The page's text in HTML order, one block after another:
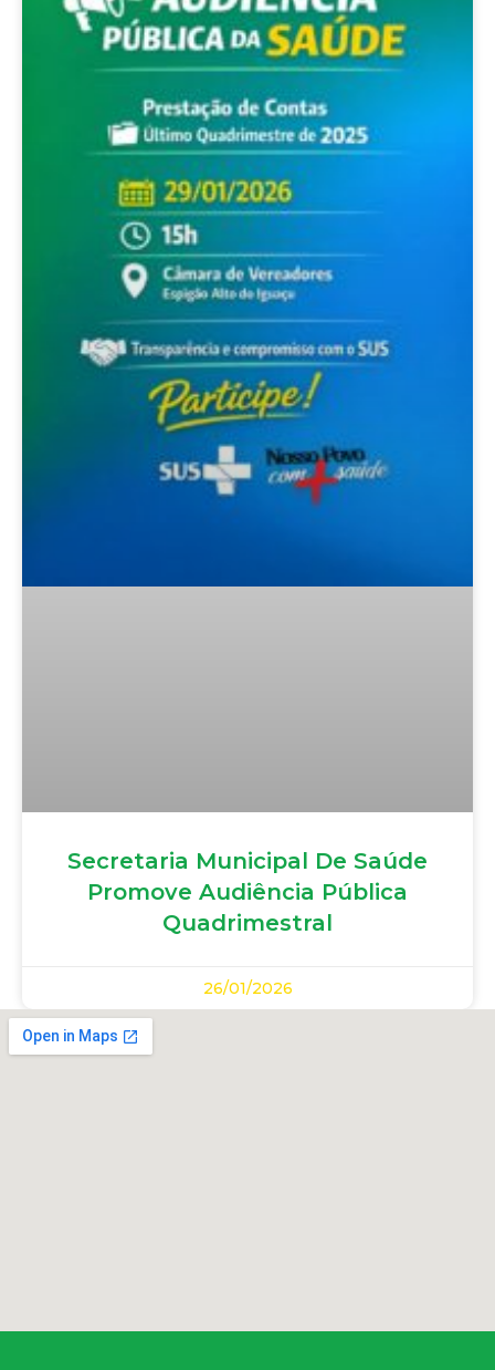
Secretaria Municipal De Saúde
Promove Audiência Pública
Quadrimestral
26/01/2026